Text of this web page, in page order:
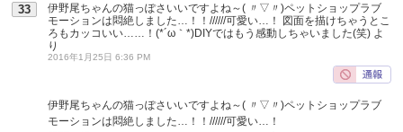
33
伊野尾ちゃんの猫っぽさいいですよね～( 〃▽〃)ペットショップラブ
モーションは悶絶しました…！！//////可愛い…！ 図面を描けちゃうとこ
ろもカッコいい……！(*´ω｀*)DIYではもう感動しちゃいました(笑) よ
り
2016年1月25日 6:36 PM
伊野尾ちゃんの猫っぽさいいですよね～( 〃▽〃)ペットショップラブ
モーションは悶絶しました…！！//////可愛い…！